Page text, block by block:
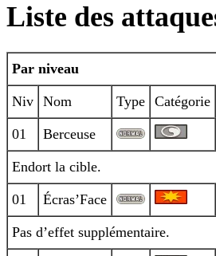
Liste des
Par niveau
Niv Nom Type Catégorie
01 Berceuse
Endort la cible.
01 Écras’Face
Pas d’effet supplémentaire.